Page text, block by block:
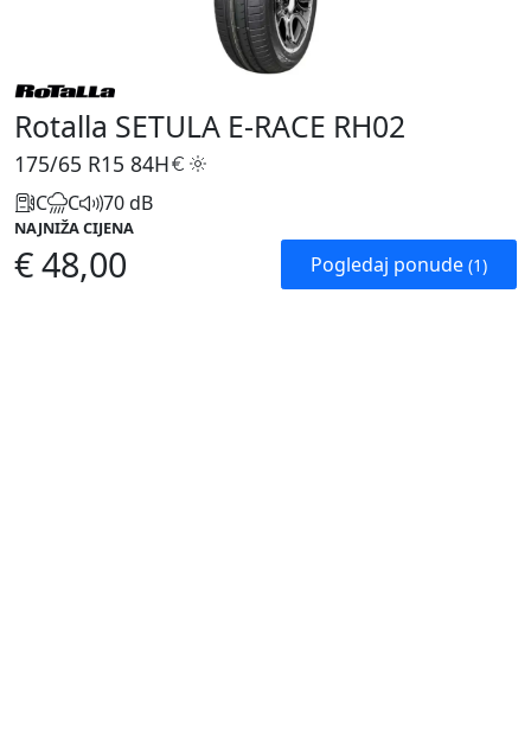
Rotalla SETULA E-RACE RH02
175/65 R15 84H
C C 70 dB
NAJNIŽA CIJENA
€ 48,00 Pogledaj ponude (1)